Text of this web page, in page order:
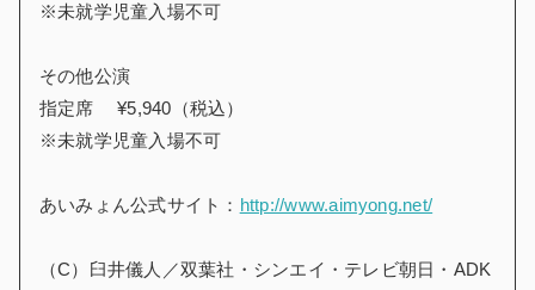
※未就学児童入場不可
その他公演
指定席 ¥5,940（税込）
※未就学児童入場不可
あいみょん公式サイト： http://www.aimyong.net/
（C）臼井儀人／双葉社・シンエイ・テレビ朝日・ADK